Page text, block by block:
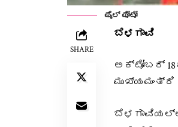
ಫೈಲ್ ಫೋಟೋ
SHARE
ಬೆಳಗಾವಿ
ಅಕ್ಟೋಬರ್
ಬೆಳಗಾವಿಯಲ್ಲಿ